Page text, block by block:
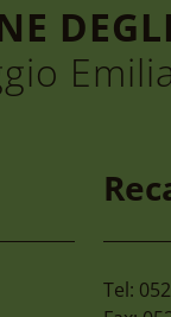
Emilia
Tel: